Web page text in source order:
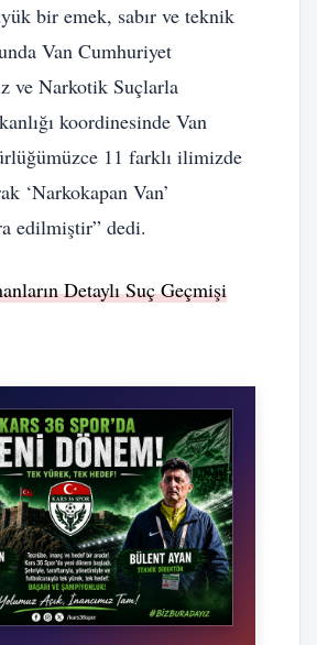
bir emek, sabır ve teknik
Van Cumhuriyet
ve Narkotik Suçlarla
koordinesinde Van
11 farklı ilimizde
‘Narkokapan Van’
edilmiştir” dedi.
Detaylı Suç Geçmişi